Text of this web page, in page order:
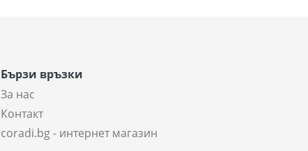
Бързи връзки
За нас
Контакт
coradi.bg - интернет магазин